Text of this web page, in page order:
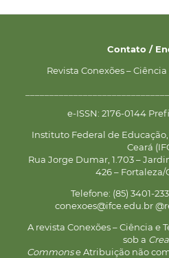
Contato /
Revista Conexões –
e-ISSN: 2176-0144
Instituto Federal de
Ceará
Rua Jorge Dumar, 1.703 –
426 – Fortaleza/
Telefone: (85) 3401-
conexoes@ifce.edu.br
A revista Conexões – Ciência e
sob a
Commonse Atribuição não